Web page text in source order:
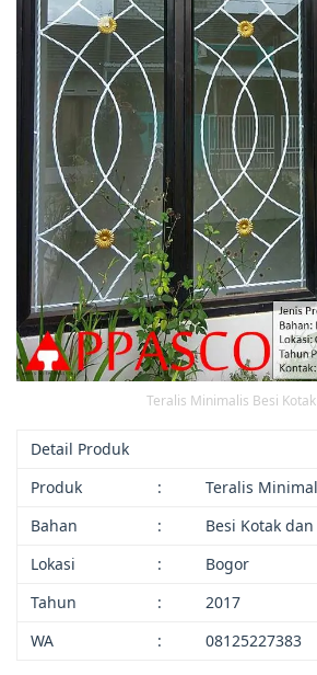
Teralis Minimalis Besi
Detail Produk
Produk
:
Teralis
Bahan
:
Besi Kotak dan
Lokasi
:
Bogor
Tahun
:
2017
WA
: 08125227383